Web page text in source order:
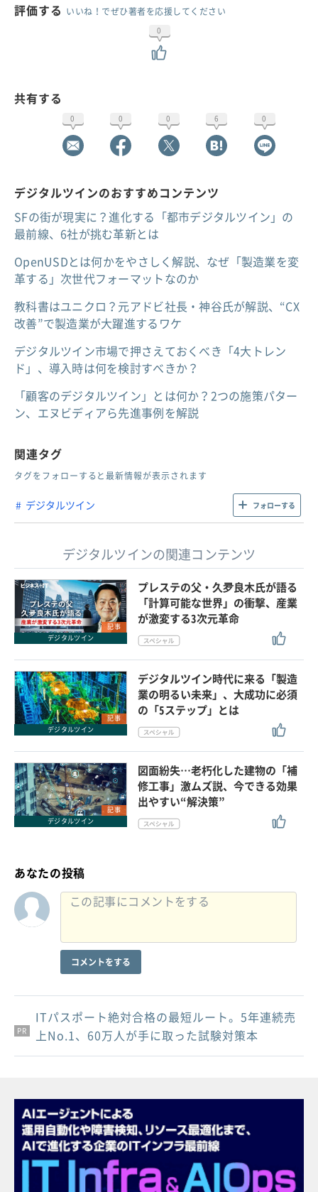
評価する いいね！でぜひ著者を応援してください
0
共有する
0 0 0 6 0
デジタルツインのおすすめコンテンツ
SFの街が現実に？進化する「都市デジタルツイン」の
最前線、6社が挑む革新とは
OpenUSDとは何かをやさしく解説、なぜ「製造業を変
革する」次世代フォーマットなのか
教科書はユニクロ？元アドビ社長・神谷氏が解説、“CX
改善”で製造業が大躍進するワケ
デジタルツイン市場で押さえておくべき「4大トレン
ド」、導入時は何を検討すべきか？
「顧客のデジタルツイン」とは何か？2つの施策パター
ン、エヌビディアら先進事例を解説
関連タグ
タグをフォローすると最新情報が表示されます
デジタルツイン フォローする
デジタルツインの関連コンテンツ
記事
デジタルツイン
プレステの父・久夛良木氏が語る
「計算可能な世界」の衝撃、産業
が激変する3次元革命
記事
デジタルツイン
デジタルツイン時代に来る「製造
業の明るい未来」、大成功に必須
の「5ステップ」とは
記事
デジタルツイン
図面紛失…老朽化した建物の「補
修工事」激ムズ説、今できる効果
出やすい“解決策”
あなたの投稿
コメントをする
PR
PR
PR
ITパスポート絶対合格の最短ルート。5年連続売
上No.1、60万人が手に取った試験対策本